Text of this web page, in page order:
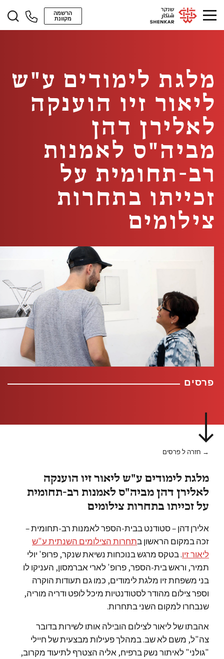
הרשמה
מקוונת
מלגת לימודים ע"ש
ליאור זיו הוענקה
לאלירן דהן
מביה"ס לאמנות
רב-תחומית על
זכייתו בתחרות
צילומים
פרסים
→ חזרה ל פרסים
מלגת לימודים ע"ש ליאור זיו הוענקה
לאלירן דהן מביה"ס לאמנות רב-תחומית
על זכייתו בתחרות צילומים
אלירן דהן – סטודנט בבית-הספר לאמנות רב-תחומית –
זכה במקום הראשון בתחרות הצילומים השנתית ע"ש
ליאור זיו. בטקס מרגש בנוכחות נשיאת שנקר, פרופ' יולי
תמיר, וראש בית-הספר, פרופ' לארי אברמסון, העניקו לו
בני משפחת זיו מלגת לימודים, כמו גם תעודות הוקרה
וספר צילום מהודר לסטודנטיות מיכל לופט ודריה מוריה,
שנבחרו למקום השני בתחרות.
אהבתו של ליאור לצילום הובילה אותו לשירות בדובר
צה"ל, משם לא שב. במהלך פעילות מבצעית של חיילי
"גולני" לאיתור נשק ברפיח, אליה הצטרף לתיעוד מקרוב,